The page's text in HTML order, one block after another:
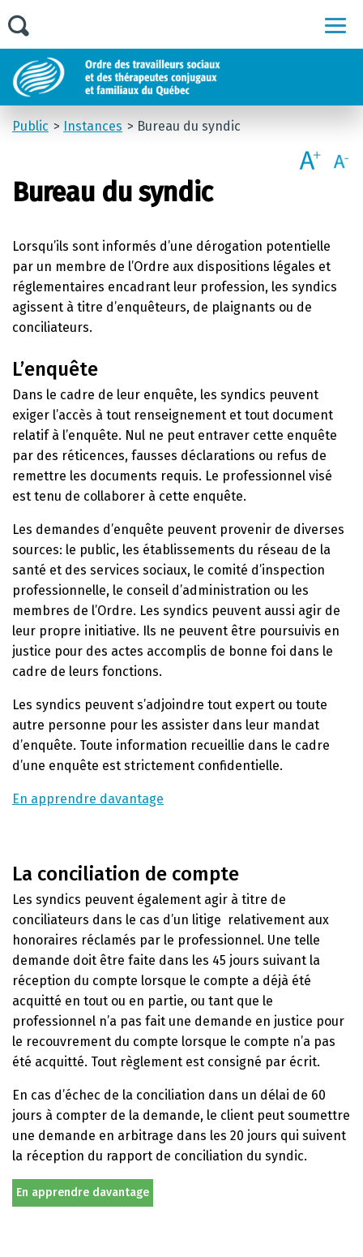
Public Instances Bureau du syndic
Bureau du syndic
Lorsqu’ils sont informés d’une dérogation potentielle
par un membre de l’Ordre aux dispositions légales et
réglementaires encadrant leur profession, les syndics
agissent à titre d’enquêteurs, de plaignants ou de
conciliateurs.
L’enquête
Dans le cadre de leur enquête, les syndics peuvent
exiger l’accès à tout renseignement et tout document
relatif à l’enquête. Nul ne peut entraver cette enquête
par des réticences, fausses déclarations ou refus de
remettre les documents requis. Le professionnel visé
est tenu de collaborer à cette enquête.
Les demandes d’enquête peuvent provenir de diverses
sources: le public, les établissements du réseau de la
santé et des services sociaux, le comité d’inspection
professionnelle, le conseil d’administration ou les
membres de l’Ordre. Les syndics peuvent aussi agir de
leur propre initiative. Ils ne peuvent être poursuivis en
justice pour des actes accomplis de bonne foi dans le
cadre de leurs fonctions.
Les syndics peuvent s’adjoindre tout expert ou toute
autre personne pour les assister dans leur mandat
d’enquête. Toute information recueillie dans le cadre
d’une enquête est strictement confidentielle.
En apprendre davantage
La conciliation de compte
Les syndics peuvent également agir à titre de
conciliateurs dans le cas d’un litige relativement aux
honoraires réclamés par le professionnel. Une telle
demande doit être faite dans les 45 jours suivant la
réception du compte lorsque le compte a déjà été
acquitté en tout ou en partie, ou tant que le
professionnel n’a pas fait une demande en justice pour
le recouvrement du compte lorsque le compte n’a pas
été acquitté. Tout règlement est consigné par écrit.
En cas d’échec de la conciliation dans un délai de 60
jours à compter de la demande, le client peut soumettre
une demande en arbitrage dans les 20 jours qui suivent
la réception du rapport de conciliation du syndic.
En apprendre davantage